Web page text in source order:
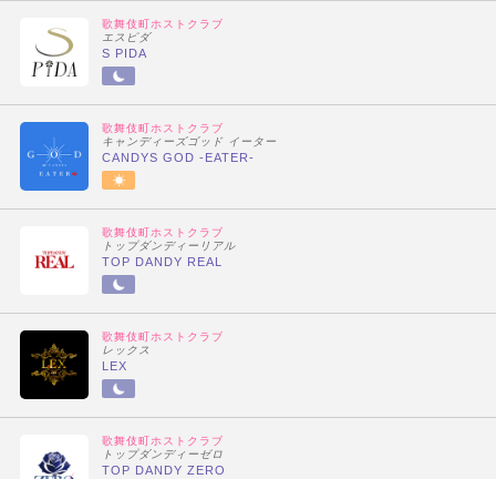
歌舞伎町ホストクラブ
エスピダ
S PIDA
歌舞伎町ホストクラブ
キャンディーズゴッド イーター
CANDYS GOD -EATER-
歌舞伎町ホストクラブ
トップダンディーリアル
TOP DANDY REAL
歌舞伎町ホストクラブ
レックス
LEX
歌舞伎町ホストクラブ
トップダンディーゼロ
TOP DANDY ZERO